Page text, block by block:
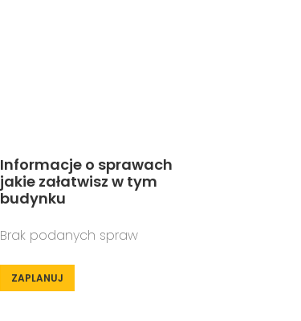
Informacje o sprawach
jakie załatwisz w tym
budynku
Brak podanych spraw
ZAPLANUJ